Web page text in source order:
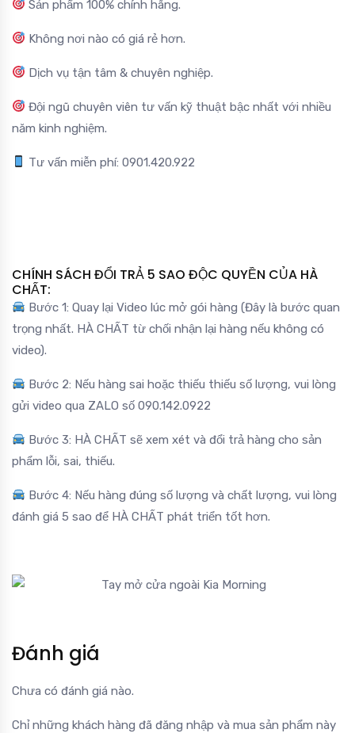
Sản phẩm 100% chính hãng.
Không nơi nào có giá rẻ hơn.
Dịch vụ tận tâm & chuyên nghiệp.
Đội ngũ chuyên viên tư vấn kỹ thuật bậc nhất với nhiều
năm kinh nghiệm.
Tư vấn miễn phí: 0901.420.922
CHÍNH SÁCH ĐỔI TRẢ 5 SAO ĐỘC QUYỀN CỦA HÀ
CHẤT:
Bước 1: Quay lại Video lúc mở gói hàng (Đây là bước quan
trọng nhất. HÀ CHẤT từ chối nhận lại hàng nếu không có
video).
Bước 2: Nếu hàng sai hoặc thiếu thiếu số lượng, vui lòng
gửi video qua ZALO số 090.142.0922
Bước 3: HÀ CHẤT sẽ xem xét và đổi trả hàng cho sản
phẩm lỗi, sai, thiếu.
Bước 4: Nếu hàng đúng số lượng và chất lượng, vui lòng
đánh giá 5 sao để HÀ CHẤT phát triển tốt hơn.
Đánh giá
Chưa có đánh giá nào.
Chỉ những khách hàng đã đăng nhập và mua sản phẩm này